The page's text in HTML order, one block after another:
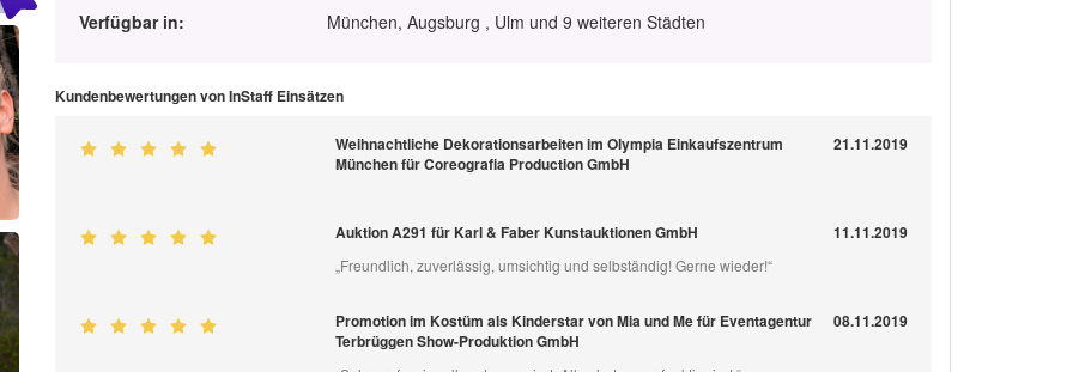
Verfügbar in:
München, Augsburg , Ulm und 9 weiteren Städten
Kundenbewertungen von InStaff Einsätzen
Weihnachtliche Dekorationsarbeiten im Olympia Einkaufszentrum
München für Coreografia Production GmbH
21.11.2019
Auktion A291 für Karl & Faber Kunstauktionen GmbH 11.11.2019
„Freundlich, zuverlässig, umsichtig und selbständig! Gerne wieder!“
Promotion im Kostüm als Kinderstar von Mia und Me für Eventagentur
Terbrüggen Show-Produktion GmbH
08.11.2019